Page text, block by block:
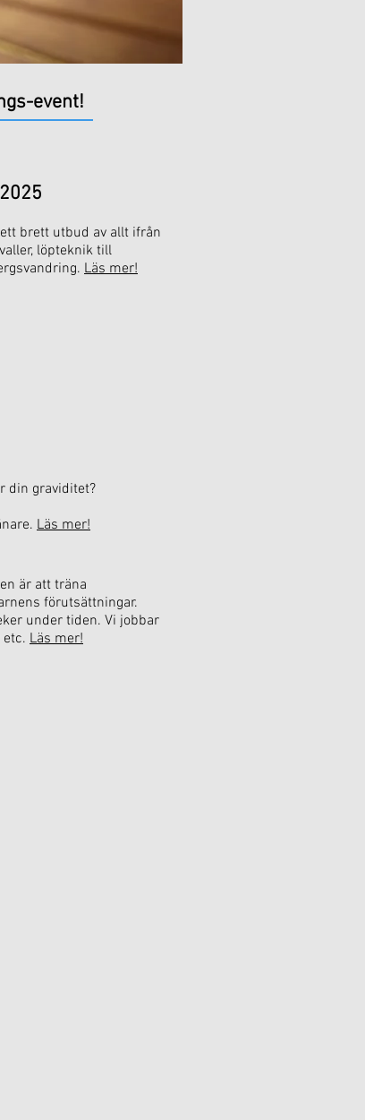
event!
brett utbud av allt ifrån
löpteknik till
Läs mer!
din graviditet?
Läs mer!
är att träna
förutsättningar.
under tiden. Vi jobbar
Läs mer!